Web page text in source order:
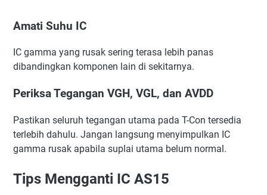
Amati Suhu IC
IC gamma yang rusak sering terasa lebih panas
dibandingkan komponen lain di sekitarnya.
Periksa Tegangan VGH, VGL, dan AVDD
Pastikan seluruh tegangan utama pada T-Con tersedia
terlebih dahulu. Jangan langsung menyimpulkan IC
gamma rusak apabila suplai utama belum normal.
Tips Mengganti IC AS15